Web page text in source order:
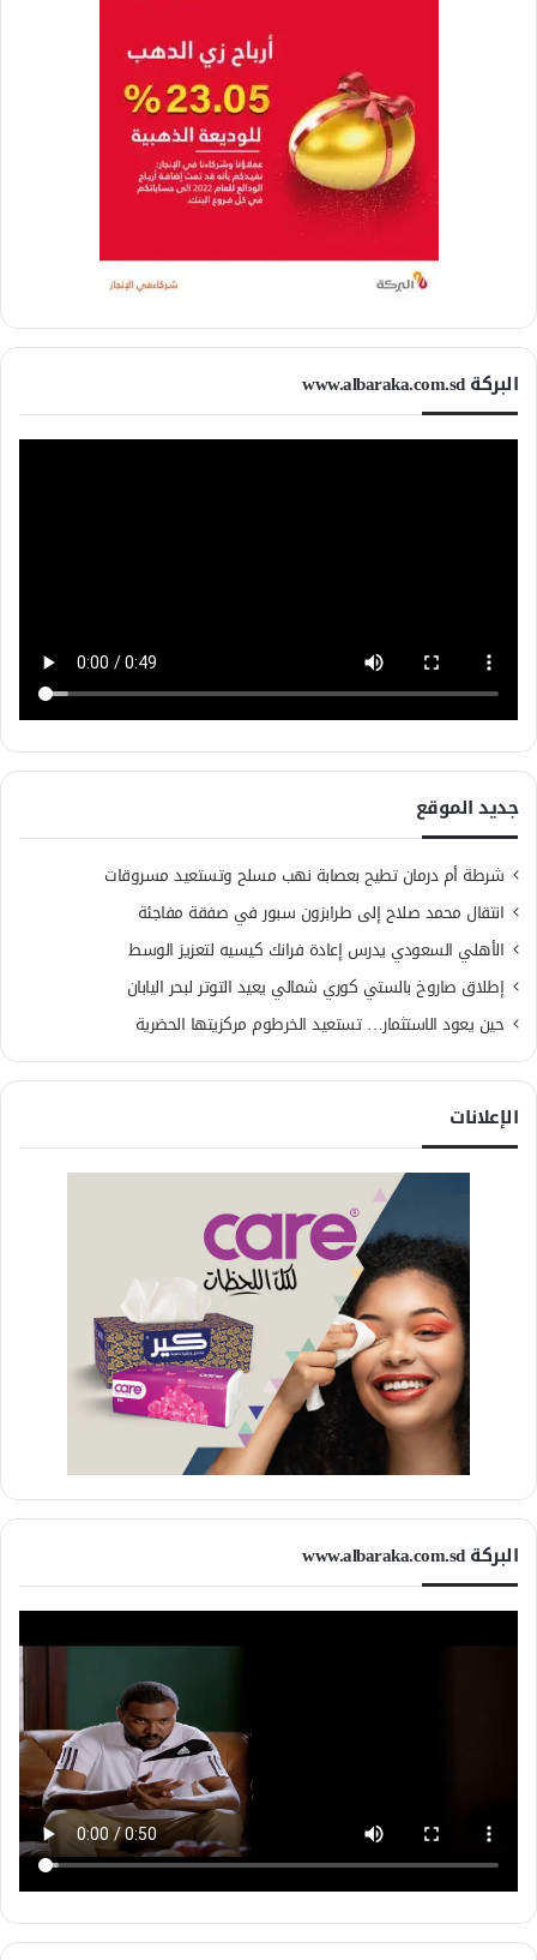
البركة www.albaraka.com.sd
جديد الموقع
شرطة أم درمان تطيح بعصابة نهب مسلح وتستعيد مسروقات
انتقال محمد صلاح إلى طرابزون سبور في صفقة مفاجئة
الأهلي السعودي يدرس إعادة فرانك كيسيه لتعزيز الوسط
إطلاق صاروخ بالستي كوري شمالي يعيد التوتر لبحر اليابان
حين يعود الاستثمار… تستعيد الخرطوم مركزيتها الحضرية
الإعلانات
البركة www.albaraka.com.sd